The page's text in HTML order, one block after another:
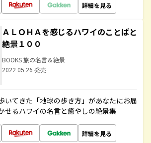
詳細を見る
ＡＬＯＨＡを感じるハワイのことばと
絶景１００
BOOKS 旅の名言＆絶景
2022.05.26 発売
いてきた「地球の歩き方」があなたにお届
せるハワイの名言と癒やしの絶景集
詳細を見る